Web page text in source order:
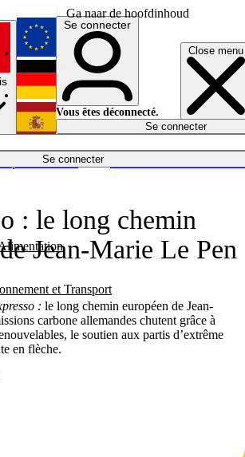
Ga naar de hoofdinhoud
Close menu
Se connecter
et Transport
Économie
English
Deutsch
Español
Se connecter
Vous êtes déconnecté.
Se connecter
: le long chemin
Jean-Marie Le Pen
: le long chemin européen de Jean-
carbone allemandes chutent grâce à
le soutien aux partis d’extrême
en flèche.